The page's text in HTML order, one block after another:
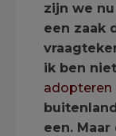
zijn we
een zaak
ik ben
adopteren
een.